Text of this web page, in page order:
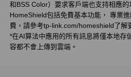
和BSS Color）要求客戶端也支持相應的
HomeShield包括免費基本功能， 專業
費，請參考tp-link.com/homeshield了解
*在AI算法中應用的所有訊息將僅本地存
容都不會上傳到雲端。